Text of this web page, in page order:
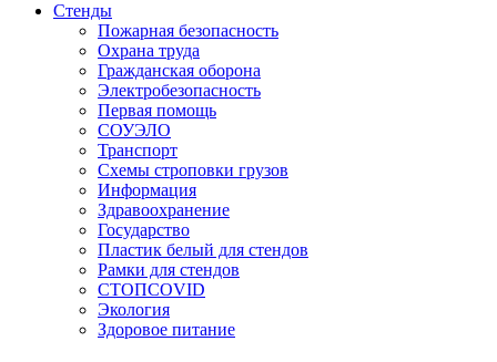
Стенды
Пожарная безопасность
Охрана труда
Гражданская оборона
Электробезопасность
Первая помощь
СОУЭЛО
Транспорт
Схемы строповки грузов
Информация
Здравоохранение
Государство
Пластик белый для стендов
Рамки для стендов
СТОПCOVID
Экология
Здоровое питание